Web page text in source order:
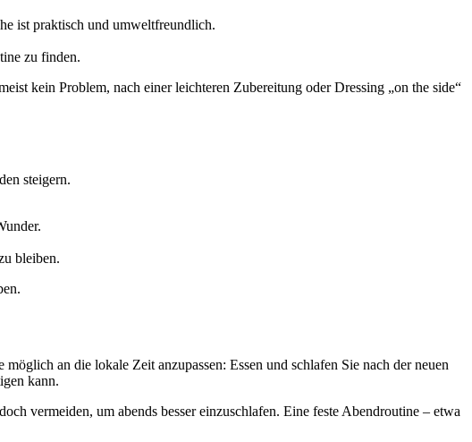
ist praktisch und umweltfreundlich.
zu finden.
kein Problem, nach einer leichteren Zubereitung oder Dressing „on the side“
steigern.
bleiben.
an die lokale Zeit anzupassen: Essen und schlafen Sie nach der neuen
kann.
vermeiden, um abends besser einzuschlafen. Eine feste Abendroutine – etwa